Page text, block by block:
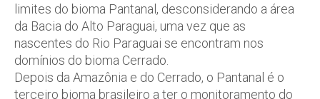
limites do bioma Pantanal, desconsiderando a área
da Bacia do Alto Paraguai, uma vez que as
nascentes do Rio Paraguai se encontram nos
domínios do bioma Cerrado.
Depois da Amazônia e do Cerrado, o Pantanal é o
terceiro bioma brasileiro a ter o monitoramento do